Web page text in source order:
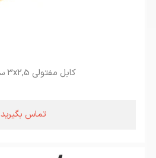
کابل مفتولی 3x2,5 سیمیا NTY
تماس بگیرید